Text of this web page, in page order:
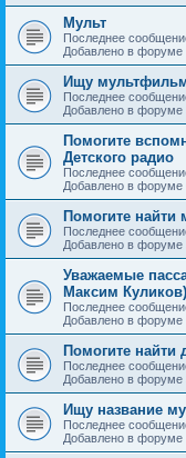
Мульт
Последнее
Добавлено в форуме
Ищу
Последнее
Добавлено в форуме
Помогите
Детского радио
Последнее
Добавлено в форуме
Помогите
Последнее
Добавлено в форуме
Уважаемые
Максим Куликов)
Последнее
Добавлено в форуме
Помогите найти
Последнее
Добавлено в форуме
Ищу название
Последнее
Добавлено в форуме